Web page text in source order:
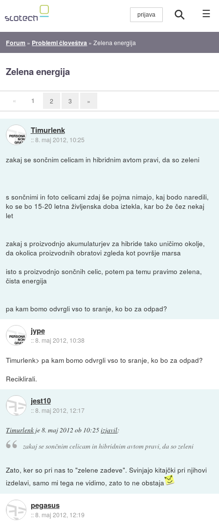
☰
Forum » Problemi človeštva »Zelena energija
Zelena energija
« 1 2 3 »
Timurlenk
::8. maj 2012, 10:25
zakaj se sončnim celicam in hibridnim avtom pravi, da so zeleni
s sončnimi in foto celicami zdaj še pojma nimajo, kaj bodo naredili,
ko se bo 15-20 letna življenska doba iztekla, kar bo že čez nekaj
let
zakaj s proizvodnjo akumulaturjev za hibride tako uničimo okolje,
da okolica proizvodnih obratovi zgleda kot površje marsa
isto s proizvodnjo sončnih celic, potem pa temu pravimo zelena,
čista energija
pa kam bomo odvrgli vso to sranje, ko bo za odpad?
jype
::8. maj 2012, 10:38
Timurlenk> pa kam bomo odvrgli vso to sranje, ko bo za odpad?
Reciklirali.
jest10
::8. maj 2012, 12:17
Timurlenk je8. maj 2012 ob 10:25izjavil:
zakaj se sončnim celicam in hibridnim avtom pravi, da so zeleni
Zato, ker so pri nas to "zelene zadeve". Svinjajo kitajčki pri njihovi
izdelavi, samo mi tega ne vidimo, zato to ne obstaja
pegasus
::8. maj 2012, 12:19